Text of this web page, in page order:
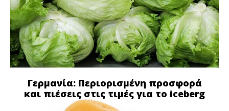
Γερμανία: Περιορισμένη προσφορά
και πιέσεις στις τιμές για το iceberg